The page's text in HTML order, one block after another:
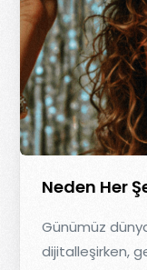
Neden Her
Günümüz
dijitalleşirken,